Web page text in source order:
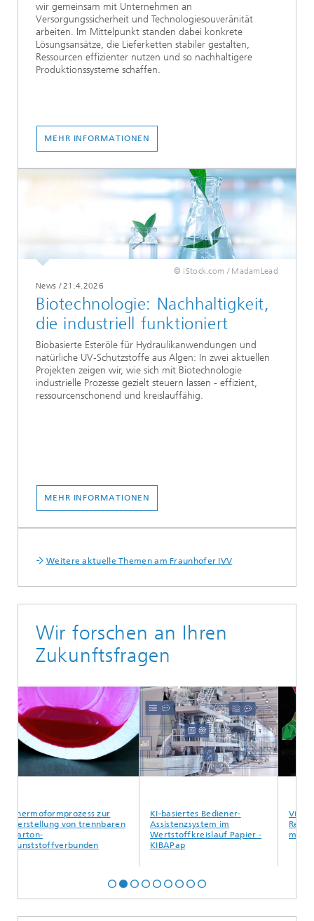
wir gemeinsam mit Unternehmen an
Versorgungssicherheit und Technologiesouveränität
arbeiten. Im Mittelpunkt standen dabei konkrete
Lösungsansätze, die Lieferketten stabiler gestalten,
Ressourcen effizienter nutzen und so nachhaltigere
Produktionssysteme schaffen.
MEHR INFORMATIONEN
© iStock.com / MadamLead
News /21.4.2026
Biotechnologie: Nachhaltigkeit,
die industriell funktioniert
Biobasierte Esteröle für Hydraulikanwendungen und
natürliche UV-Schutzstoffe aus Algen: In zwei aktuellen
Projekten zeigen wir, wie sich mit Biotechnologie
industrielle Prozesse gezielt steuern lassen - effizient,
ressourcenschonend und kreislauffähig.
MEHR INFORMATIONEN
Weitere aktuelle Themen am Fraunhofer IVV
Wir forschen an Ihren
Zukunftsfragen
zur
von trennbaren
KI-basiertes Bediener-
Assistenzsystem im
Wertstoffkreislauf Papier -
KIBAPap
Virtueller
manuelle